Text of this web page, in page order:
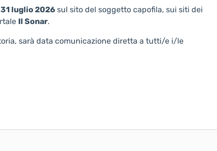
31 luglio 2026 sul sito del soggetto capofila, sui siti dei
Il Sonar.
sarà data comunicazione diretta a tutti/e i/le